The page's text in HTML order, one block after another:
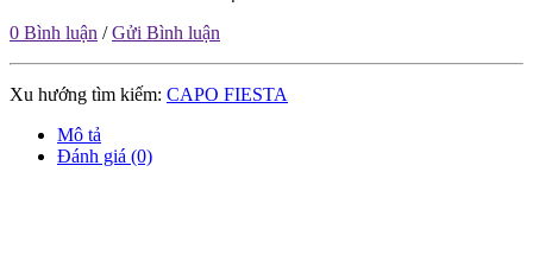
0 Bình luận /Gửi Bình luận
Xu hướng tìm kiếm: CAPO FIESTA
Mô tả
Đánh giá (0)